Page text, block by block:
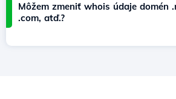
Môžem zmeniť whois údaje domén
.com, atď.?